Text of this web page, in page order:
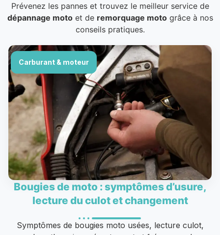
Prévenez les pannes et trouvez le meilleur service de
dépannage motoet de remorquage motogrâce à nos
conseils pratiques.
Carburant & moteur
Bougies de moto : symptômes d’usure,
lecture du culot et changement
Symptômes de bougies moto usées, lecture culot,